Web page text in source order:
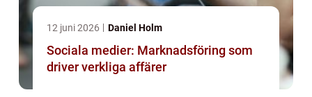
12 juni 2026 Daniel Holm
Sociala medier: Marknadsföring som
driver verkliga affärer